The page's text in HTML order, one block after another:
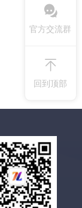
官方交流群
回到顶部